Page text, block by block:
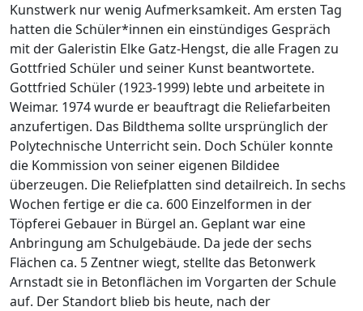
Kunstwerk nur wenig Aufmerksamkeit. Am ersten Tag
hatten die Schüler*innen ein einstündiges Gespräch
mit der Galeristin Elke Gatz-Hengst, die alle Fragen zu
Gottfried Schüler und seiner Kunst beantwortete.
Gottfried Schüler (1923-1999) lebte und arbeitete in
Weimar. 1974 wurde er beauftragt die Reliefarbeiten
anzufertigen. Das Bildthema sollte ursprünglich der
Polytechnische Unterricht sein. Doch Schüler konnte
die Kommission von seiner eigenen Bildidee
überzeugen. Die Reliefplatten sind detailreich. In sechs
Wochen fertige er die ca. 600 Einzelformen in der
Töpferei Gebauer in Bürgel an. Geplant war eine
Anbringung am Schulgebäude. Da jede der sechs
Flächen ca. 5 Zentner wiegt, stellte das Betonwerk
Arnstadt sie in Betonflächen im Vorgarten der Schule
auf. Der Standort blieb bis heute, nach der